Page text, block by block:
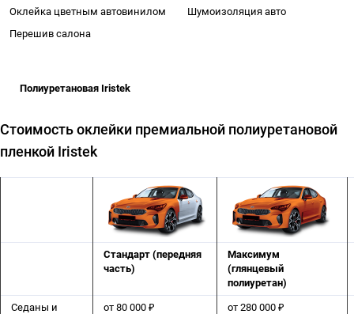
Оклейка цветным автовинилом
Шумоизоляция авто
Перешив салона
Полиуретановая Iristek
Стоимость оклейки премиальной полиуретановой
пленкой Iristek
Стандарт (передняя
часть)
Максимум
(глянцевый
полиуретан)
Седаны и
от 80 000 ₽ от 280 000 ₽